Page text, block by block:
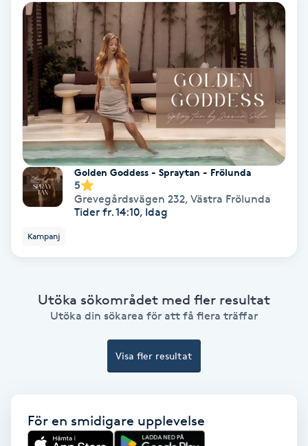
Ansiktsbehandling djuprengörande
Babylights
Balayage
Bambumassage
Barber
BIAB
Blowout
Brynfärgning
Golden Goddess - Spraytan - Frölunda
5
Grevegårdsvägen 232, Västra Frölunda
Tider fr. 14:10, Idag
Kampanj
Utöka sökområdet med fler resultat
Utöka din sökarea för att få flera träffar
Visa fler resultat
För en smidigare upplevelse